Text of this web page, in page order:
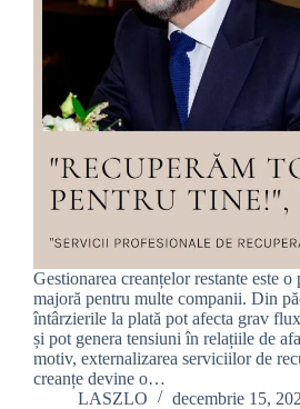
Gestionarea creanțelor restante este o
majoră pentru multe companii. Din
întârzierile la plată pot afecta grav
și pot genera tensiuni în relațiile de
motiv, externalizarea serviciilor de
creanțe devine o…
LASZLO
decembrie 15,